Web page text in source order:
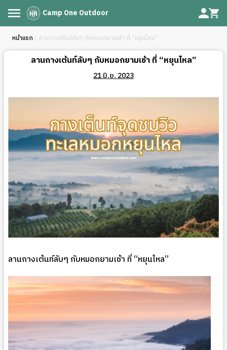
Camp One Outdoor
หน้าแรก / ลานกางเต้นท์ลับๆ กับหมอกยามเช้า ที่ “หยุนไหล”
ลานกางเต้นท์ลับๆ กับหมอกยามเช้า ที่ “หยุนไหล”
21 มิ.ย. 2023
ลานกางเต้นท์ลับๆ กับหมอกยามเช้า ที่ “หยุนไหล”